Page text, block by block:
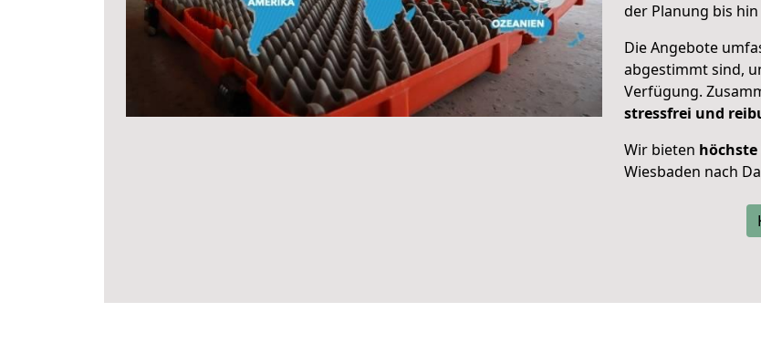
der Planung bis
Die Angebote
abgestimmt sind,
Verfügung.
stressfrei und
Wir bieten
Wiesbaden nach